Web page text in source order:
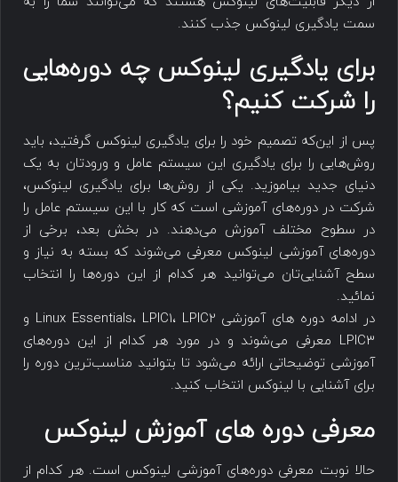
سمت یادگیری لینوکس جذب کنند.
برای یادگیری لینوکس چه دوره‌هایی
را شرکت کنیم؟
پس از این‌که تصمیم خود را برای یادگیری لینوکس گرفتید، باید
روش‌هایی را برای یادگیری این سیستم عامل و ورودتان به یک
دنیای جدید بیاموزید. یکی از روش‌ها برای یادگیری لینوکس،
شرکت‌ در دوره‌های آموزشی است که کار با این سیستم عامل را
در سطوح مختلف آموزش می‌دهند. در بخش بعد، برخی از
دوره‌های آموزشی لینوکس معرفی می‌شوند که بسته به نیاز و
سطح آشنایی‌تان می‌توانید هر کدام از این دوره‌ها را انتخاب
نمائید.
در ادامه دوره های آموزشی Linux Essentials، LPIC1، LPIC2 و
LPIC3 معرفی می‌شوند و در مورد هر کدام از این دوره‌های
آموزشی توضیحاتی ارائه می‌شود تا بتوانید مناسب‌ترین دوره را
برای آشنایی با لینوکس انتخاب کنید.
معرفی دوره های آموزش لینوکس
حالا نوبت معرفی دوره‌های آموزشی لینوکس است. هر کدام از